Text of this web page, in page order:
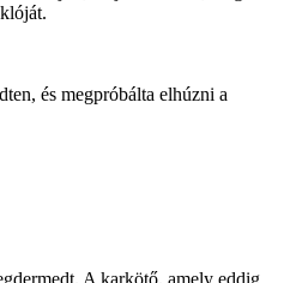
és megpróbálta elhúzni a
A karkötő, amely eddig